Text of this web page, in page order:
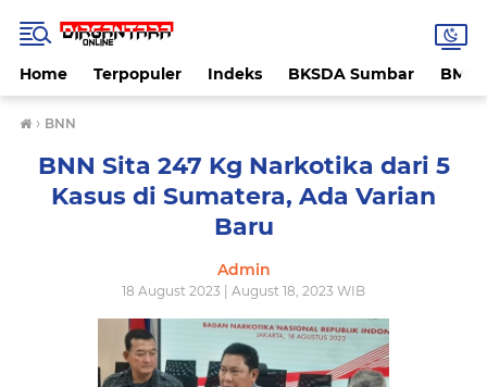
Home Terpopuler Indeks BKSDA Sumbar
› BNN
BNN Sita 247 Kg Narkotika dari 5
Kasus di Sumatera, Ada Varian
Baru
Admin
18 August 2023 | August 18, 2023 WIB